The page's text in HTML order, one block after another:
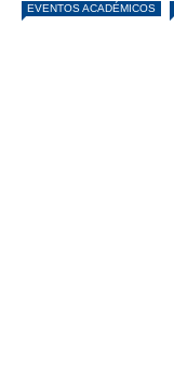
EVENTOS ACADÉMICOS